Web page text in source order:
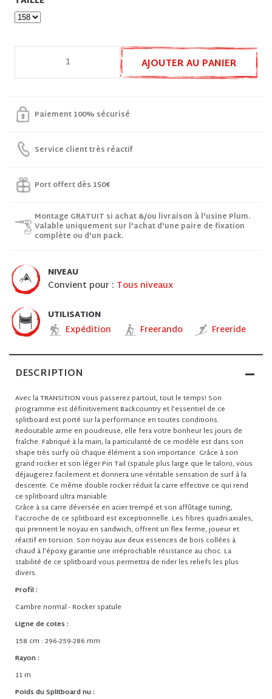
AJOUTER AU PANIER
Paiement 100% sécurisé
Service client très réactif
Port offert dès 150€
Montage GRATUIT si achat &/ou livraison à l'usine Plum.
Valable uniquement sur l'achat d'une paire de fixation
complète ou d'un pack.
NIVEAU
Convient pour : Tous niveaux
UTILISATION
Expédition Freerando Freeride
DESCRIPTION
Avec la TRANSITION vous passerez partout, tout le temps! Son
programme est définitivement Backcountry et l’essentiel de ce
splitboard est porté sur la performance en toutes conditions.
Redoutable arme en poudreuse, elle fera votre bonheur les jours de
fraîche. Fabriqué à la main, la particularité de ce modèle est dans son
shape très surfy où chaque élément a son importance. Grâce à son
grand rocker et son léger Pin Tail (spatule plus large que le talon), vous
déjaugerez facilement et donnera une véritable sensation de surf à la
descente. Ce même double rocker réduit la carre effective ce qui rend
ce splitboard ultra maniable.
Grâce à sa carre déversée en acier trempé et son affûtage tuning,
l’accroche de ce splitboard est exceptionnelle. Les fibres quadri-axiales,
qui prennent le noyau en sandwich, offrent un flex ferme, joueur et
réactif en torsion. Son noyau aux deux essences de bois collées à
chaud à l’époxy garantie une irréprochable résistance au choc. La
stabilité de ce splitboard vous permettra de rider les reliefs les plus
divers.
Profil :
Cambre normal - Rocker spatule
Ligne de cotes :
158 cm : 296-259-286 mm
Rayon :
11 m
Poids du Splitboard nu :